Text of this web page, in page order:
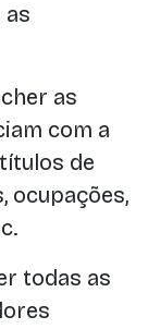
as
as
com a
de
ocupações,
todas as